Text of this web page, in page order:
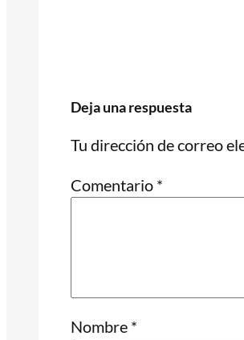
Deja una respuesta
Tu dirección de correo
Comentario *
Nombre *